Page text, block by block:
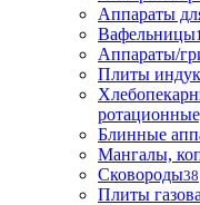
Аппараты
Вафельницы
Аппараты/
Плиты
Блинные
Мангалы,
Сковороды38
Плиты